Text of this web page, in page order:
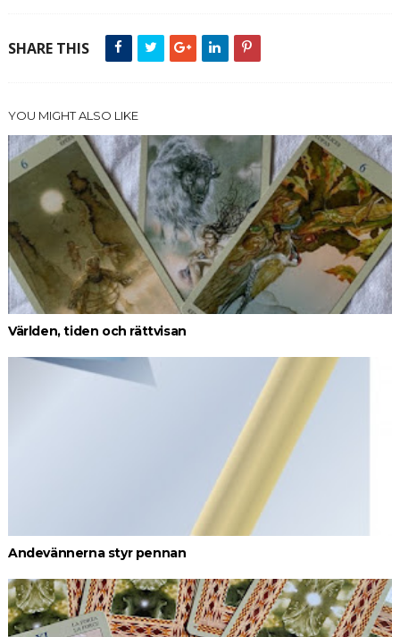
SHARE THIS
YOU MIGHT ALSO LIKE
Världen, tiden och rättvisan
Andevännerna styr pennan